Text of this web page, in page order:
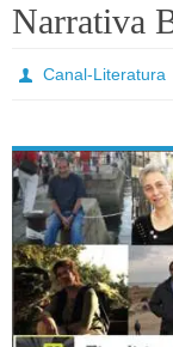
Narrativa
Canal-Literatura